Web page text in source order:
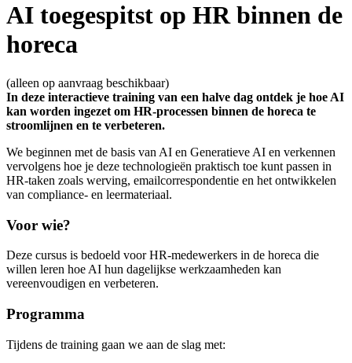
AI toegespitst op HR binnen de
horeca
(alleen op aanvraag beschikbaar)
In deze interactieve training van een halve dag ontdek je hoe AI
kan worden ingezet om HR-processen binnen de horeca te
stroomlijnen en te verbeteren.
We beginnen met de basis van AI en Generatieve AI en verkennen
vervolgens hoe je deze technologieën praktisch toe kunt passen in
HR-taken zoals werving, emailcorrespondentie en het ontwikkelen
van compliance- en leermateriaal.
Voor wie?
Deze cursus is bedoeld voor HR-medewerkers in de horeca die
willen leren hoe AI hun dagelijkse werkzaamheden kan
vereenvoudigen en verbeteren.
Programma
Tijdens de training gaan we aan de slag met: